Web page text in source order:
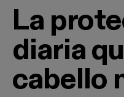
La
diaria
cabello